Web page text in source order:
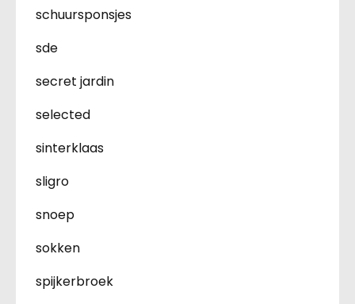
schuursponsjes
sde
secret jardin
selected
sinterklaas
sligro
snoep
sokken
spijkerbroek